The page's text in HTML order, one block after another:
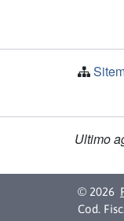
Ultimo
© 2026
Cod.